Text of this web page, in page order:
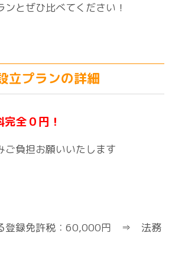
とぜひ比べてください！
立プランの詳細
全０円！
負担お願いいたします
登録免許税：60,000円 ⇒ 法務